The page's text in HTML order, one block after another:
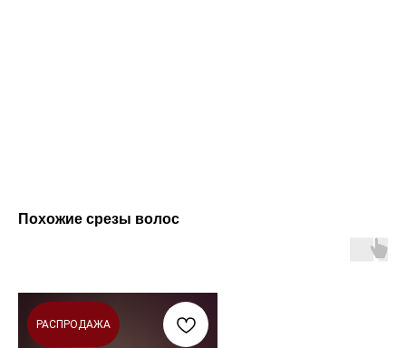
Похожие срезы волос
РАСПРОДАЖА